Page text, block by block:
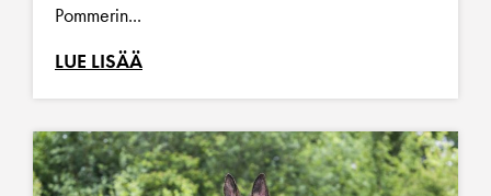
Pommerin...
LUE LISÄÄ